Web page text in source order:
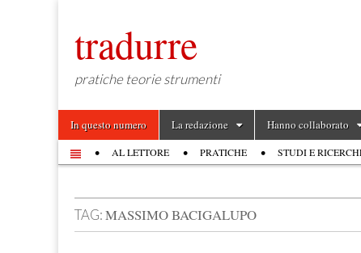
tradurre
pratiche teorie strumenti
Main menu
Skip to content
In questo numero La redazione Hanno collaborato
Sub menu
AL LETTORE PRATICHE STUDI E
TAG:MASSIMO BACIGALUPO